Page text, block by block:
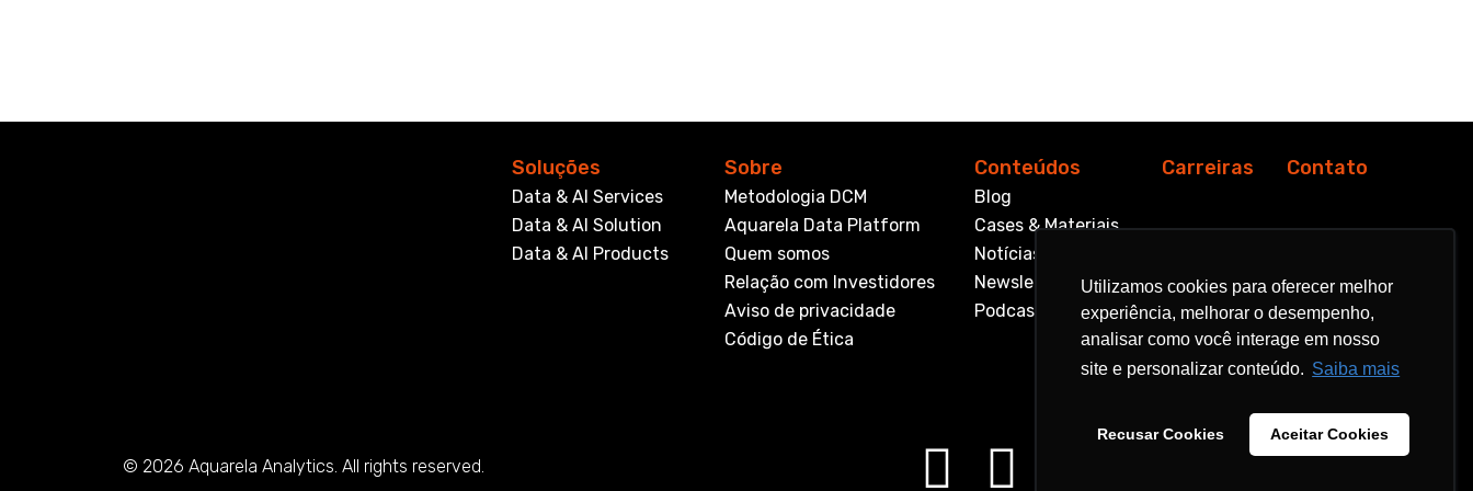
Utilizamos cookies para oferecer melhor
experiência, melhorar o desempenho,
analisar como você interage em nosso
site e personalizar conteúdo. Saiba mais
Recusar Cookies Aceitar Cookies
Utilizamos cookies para oferecer melhor
experiência, melhorar o desempenho,
analisar como você interage em nosso
site e personalizar conteúdo. Saiba mais
Recusar Cookies Aceitar Cookies
Soluções
Data & AI Services
Data & AI Solution
Data & AI Products
Sobre
Metodologia DCM
Aquarela Data Platform
Quem somos
Relação com Investidores
Aviso de privacidade
Código de Ética
Conteúdos
Blog
Cases & Materiais
Notícias
Newsletter
Podcast
Carreiras Contato
© 2026 Aquarela Analytics. All rights reserved.